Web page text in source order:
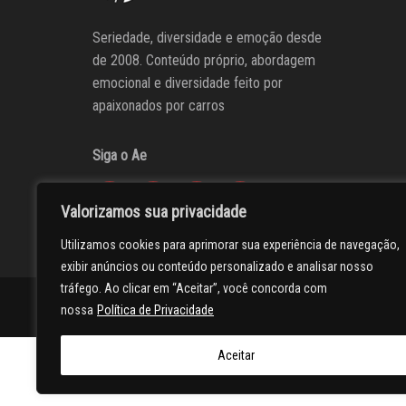
Valorizamos sua privacidade
Utilizamos cookies para aprimorar sua experiência de navegação,
exibir anúncios ou conteúdo personalizado e analisar nosso
tráfego. Ao clicar em “Aceitar”, você concorda com
nossa Política de Privacidade
Aceitar
Seriedade, diversidade e emoção desde
de 2008. Conteúdo próprio, abordagem
emocional e diversidade feito por
apaixonados por carros
Siga o Ae
AUTOentusiastas Editores